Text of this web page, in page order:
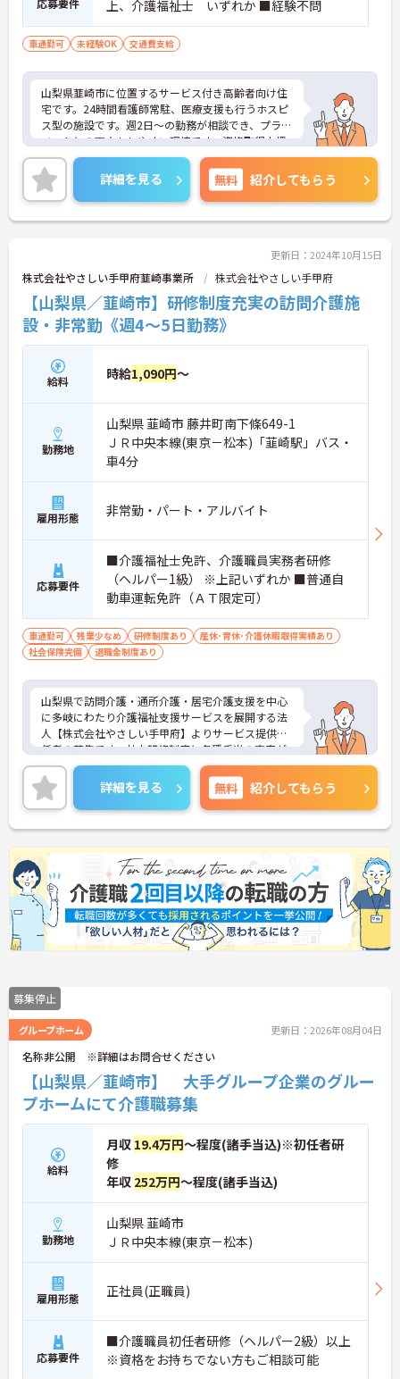
応募要件 上、介護福祉士 いずれか ■経験不問
車通勤可 未経験OK 交通費支給
山梨県韮崎市に位置するサービス付き高齢者向け住
宅です。24時間看護師常駐、医療支援も行うホスピ
ス型の施設です。週2日～の勤務が相談でき、プライ
ベートとの両立もしやすい環境です。資格取得支援
制度もあり、働きながらスキルアップも目指せま
す。ご興味のある方には、面接対策ポイントなど、
さらに詳細をお話ししますのでお気軽にご相談くだ
さい！
詳細を見る 無料 紹介してもらう
更新日：2024年10月15日
株式会社やさしい手甲府韮崎事業所 株式会社やさしい手甲府
【山梨県／韮崎市】研修制度充実の訪問介護施
設・非常勤《週4～5日勤務》
給料 時給1,090円～
勤務地
山梨県 韮崎市 藤井町南下條649-1
ＪＲ中央本線(東京－松本)「韮崎駅」バス・
車4分
雇用形態 非常勤・パート・アルバイト
応募要件
■介護福祉士免許、介護職員実務者研修
（ヘルパー1級） ※上記いずれか ■普通自
動車運転免許（ＡＴ限定可）
車通勤可 残業少なめ 研修制度あり
産休･育休･介護休暇取得実績あり
社会保険完備
退職金制度あり
山梨県で訪問介護・通所介護・居宅介護支援を中心
に多岐にわたり介護福祉支援サービスを展開する法
人【株式会社やさしい手甲府】よりサービス提供責
任者の募集です。社内研修制度と各種手当の充実が
あり安心して働ける環境が魅力の職場です。ご興味
のある方は面接ポイントなどをお伝えしますので、
お気軽にお問い合わせください。
詳細を見る 無料 紹介してもらう
募集停止
グループホーム 更新日：2026年08月04日
名称非公開 ※詳細はお問合せください
【山梨県／韮崎市】 大手グループ企業のグルー
プホームにて介護職募集
給料
月収 19.4万円～程度(諸手当込)※初任者研
修
年収 252万円～程度(諸手当込)
勤務地
山梨県 韮崎市
ＪＲ中央本線(東京－松本)
雇用形態 正社員(正職員)
応募要件
■介護職員初任者研修（ヘルパー2級）以上
※資格をお持ちでない方もご相談可能